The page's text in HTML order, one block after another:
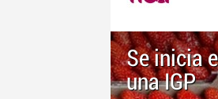
Se inicia
una IGP